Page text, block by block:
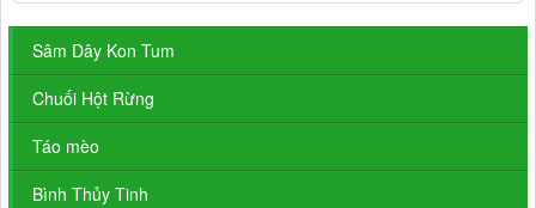
Sâm Dây Kon Tum
Chuối Hột Rừng
Táo mèo
Bình Thủy Tinh